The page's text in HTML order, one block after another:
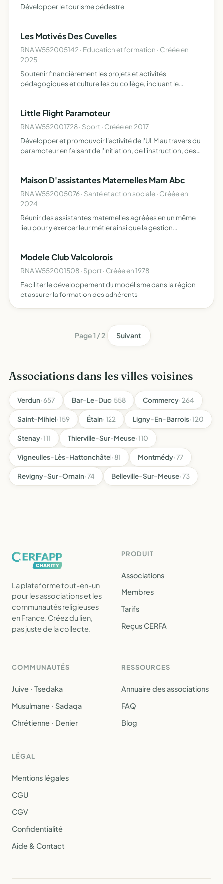
Développer le tourisme pédestre
Les Motivés Des Cuvelles
RNA W552005142 · Education et formation · Créée en
2025
Soutenir financièrement les projets et activités
pédagogiques et culturelles du collège, incluant le
bien-être des …
Little Flight Paramoteur
RNA W552001728 · Sport · Créée en 2017
Développer et promouvoir l'activité de l'ULM au travers du
paramoteur en faisant de l'initiation, de l'instruction, des
Maison D'assistantes Maternelles Mam Abc
RNA W552005076 · Santé et action sociale · Créée en
2024
Réunir des assistantes maternelles agréées en un même
lieu pour y exercer leur métier ainsi que la gestion
Modele Club Valcolorois
RNA W552001508 · Sport · Créée en 1978
Faciliter le développement du modélisme dans la région
et assurer la formation des adhérents
Page 1 / 2 Suivant
Associations dans les villes voisines
Verdun· 657 Bar-Le-Duc· 558 Commercy· 264
Saint-Mihiel· 159 Étain· 122 Ligny-En-Barrois· 120
Stenay· 111 Thierville-Sur-Meuse· 110
Vigneulles-Lès-Hattonchâtel· 81 Montmédy· 77
Revigny-Sur-Ornain· 74 Belleville-Sur-Meuse· 73
La plateforme tout-en-un
pour les associations et les
communautés religieuses
en France. Créez du lien,
pas juste de la collecte.
PRODUIT
Associations
Membres
Tarifs
Reçus CERFA
COMMUNAUTÉS
Juive · Tsedaka
Musulmane · Sadaqa
Chrétienne · Denier
RESSOURCES
Annuaire des associations
FAQ
Blog
LÉGAL
Mentions légales
CGU
CGV
Confidentialité
Aide & Contact